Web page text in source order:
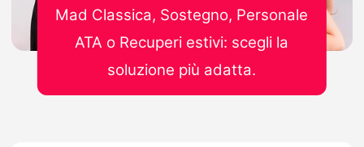
Mad Classica, Sostegno, Personale
ATA o Recuperi estivi: scegli la
soluzione più adatta.